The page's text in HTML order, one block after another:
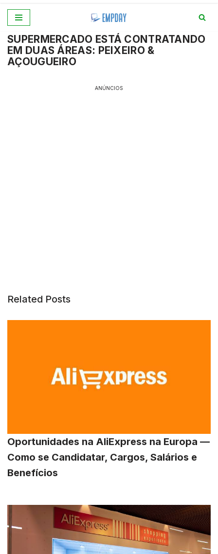
para
o
conteúdo
SUPERMERCADO ESTÁ CONTRATANDO
EM DUAS ÁREAS: PEIXEIRO &
AÇOUGUEIRO
ANÚNCIOS
Related Posts
Oportunidades na AliExpress na Europa —
Como se Candidatar, Cargos, Salários e
Benefícios